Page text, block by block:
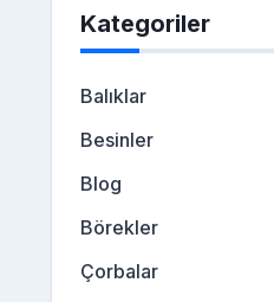
Kategoriler
Balıklar
Besinler
Blog
Börekler
Çorbalar